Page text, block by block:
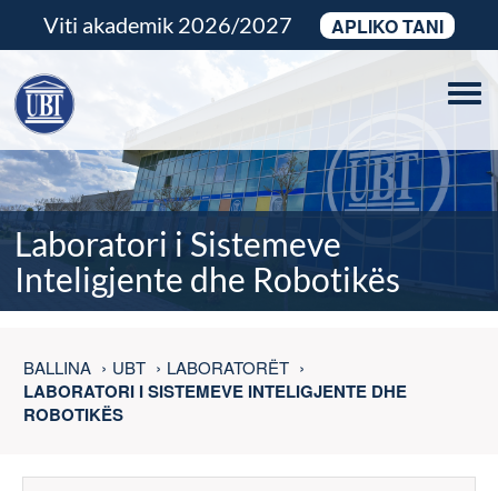
Viti akademik 2026/2027 APLIKO TANI
Laboratori i Sistemeve
Inteligjente dhe Robotikës
BALLINA UBT LABORATORËT
LABORATORI I SISTEMEVE INTELIGJENTE DHE
ROBOTIKËS